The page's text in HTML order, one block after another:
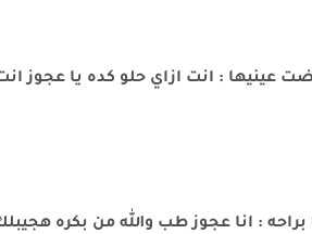
عينيها : انت ازاي حلو كده يا عجوز
: انا عجوز طب والله من بكره هجيبلك